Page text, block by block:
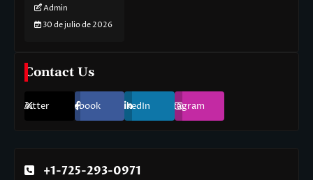
Admin
30 de julio de 2026
Contact Us
Twitter Facebook LinkedIn Instagram
+1-725-293-0971